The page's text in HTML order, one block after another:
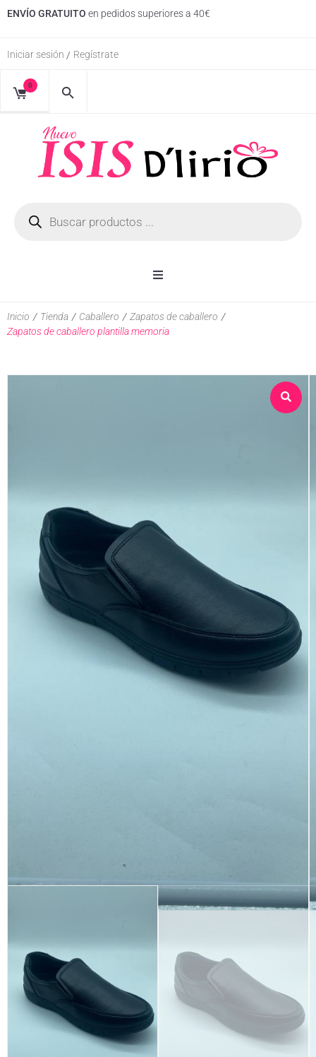
ENVÍO GRATUITO en pedidos superiores a 40€
Iniciar sesión / Regístrate
0
Inicio
Inicio / Tienda / Caballero / Zapatos de caballero /
Zapatos de caballero plantilla memoria